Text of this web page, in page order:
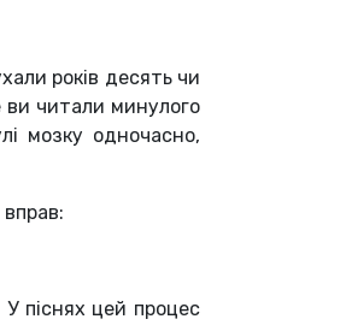
років десять чи
ви читали минулого
мозку одночасно,
піснях цей процес